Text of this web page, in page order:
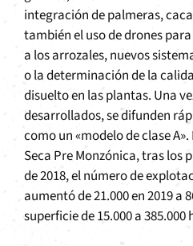
integración de palmeras,
también el uso de drones
a los arrozales, nuevos
o la determinación de la
disuelto en las plantas. Una
desarrollados, se difunden
como un «modelo de clase
Seca Pre Monzónica, tras los
de 2018, el número de
aumentó de 21.000 en 2019 a
superficie de 15.000 a 385.000